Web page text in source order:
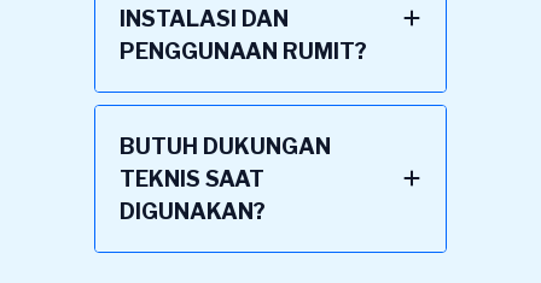
INSTALASI DAN
PENGGUNAAN RUMIT?
BUTUH DUKUNGAN
TEKNIS SAAT
DIGUNAKAN?